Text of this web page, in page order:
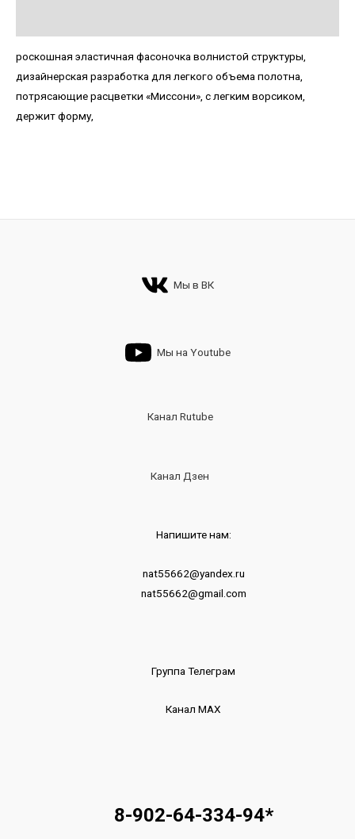
роскошная эластичная фасоночка волнистой структуры,
дизайнерская разработка для легкого объема полотна,
потрясающие расцветки «Миссони», с легким ворсиком,
держит форму,
Мы в ВК
Мы на Youtube
Канал Rutube
Канал Дзен
Напишите нам:
nat55662@yandex.ru
nat55662@gmail.com
Группа Телеграм
Канал МАХ
8-902-64-334-94*